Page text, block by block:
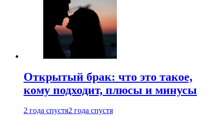
Открытый брак: что это такое,
кому подходит, плюсы и минусы
2 года спустя2 года спустя